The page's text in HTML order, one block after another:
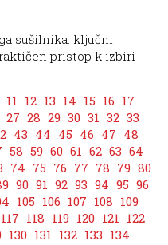
sušilnika: ključni
pristop k izbiri
11 12 13 14 15 16 17
27 28 29 30 31 32 33
43 44 45 46 47 48
58 59 60 61 62 63 64
74 75 76 77 78 79 80
90 91 92 93 94 95 96
105 106 107 108 109
117 118 119 120 121 122
130 131 132 133 134